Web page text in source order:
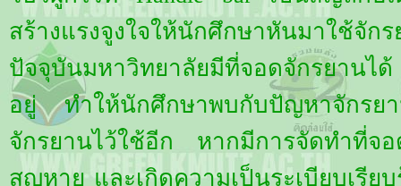
สร้างแรงจูงใจให้นักศึกษาหันมาใช้จัก
ปัจจุบันมหาวิทยาลัยมีที่จอดจักรยานไ
อยู่ ทำให้นักศึกษาพบกับปัญหาจักรย
จักรยานไว้ใช้อีก หากมีการจัดทำที่จอ
สูญหาย และเกิดความเป็นระเบียบเรี